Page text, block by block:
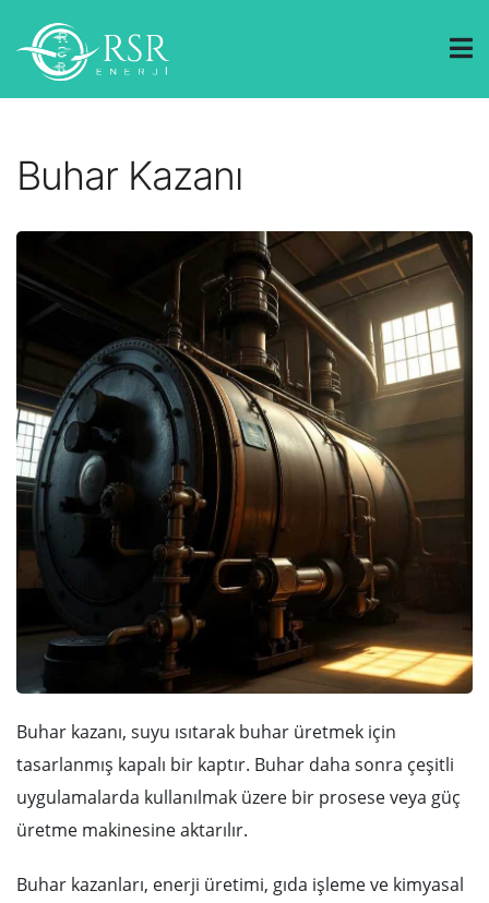
Buhar Kazanı
Buhar kazanı, suyu ısıtarak buhar üretmek için
tasarlanmış kapalı bir kaptır. Buhar daha sonra çeşitli
uygulamalarda kullanılmak üzere bir prosese veya güç
üretme makinesine aktarılır.
Buhar kazanları, enerji üretimi, gıda işleme ve kimyasal